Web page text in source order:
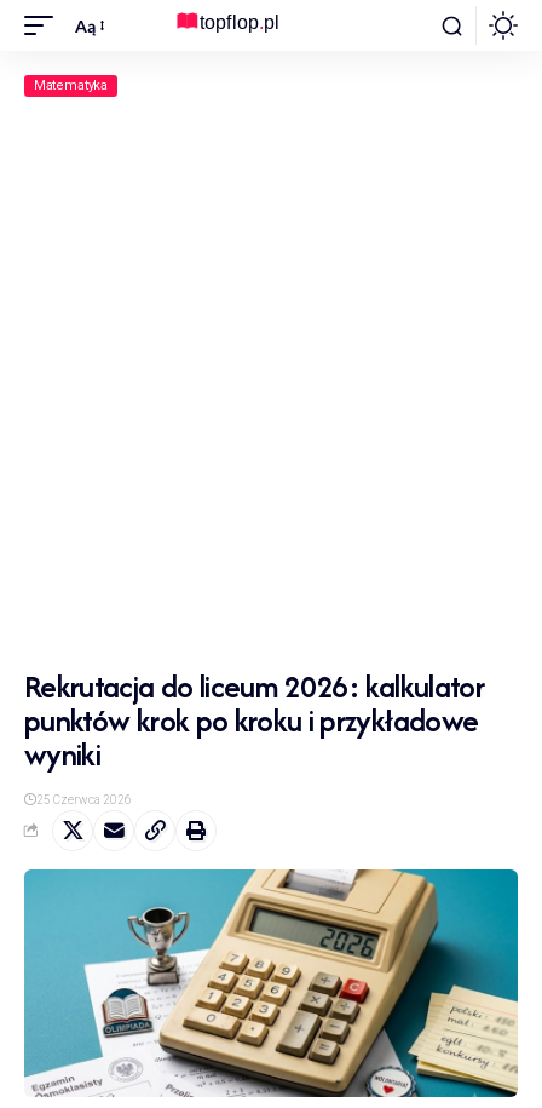
Aą
Matematyka
Rekrutacja do liceum 2026: kalkulator
punktów krok po kroku i przykładowe
wyniki
25 Czerwca 2026